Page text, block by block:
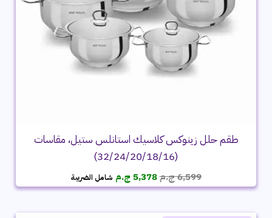
طقم حلل زينوكس كلاسيك استانلس ستيل، مقاسات
(32/24/20/18/16)
6,599ج.مالسعر
الأصلي
6,599 ج.م.
5,378 ج.م السعر
الحالي
5,378 ج.م.
شامل الضريبة